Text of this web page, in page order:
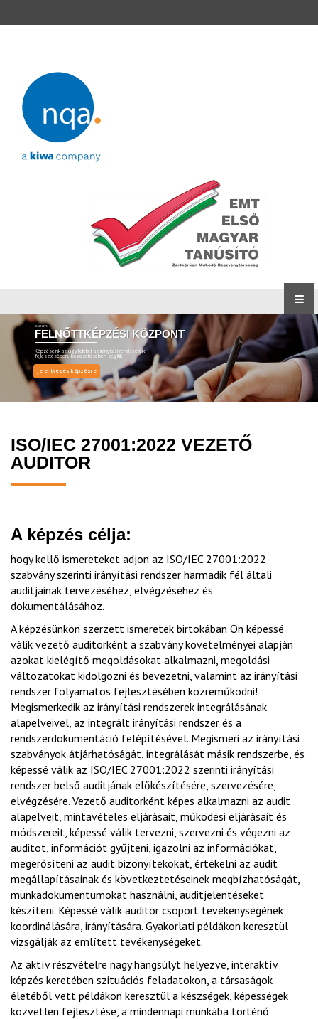
EMT ZRT.
Képzéseink az ügyfeleket az irányítási rendszereik
fejlesztésében, bevezetésében segítik
FELNŐTTKÉPZÉSI KÖZPONT
Jelentkezés képzésre
ISO/IEC 27001:2022 VEZETŐ
AUDITOR
A képzés célja:
hogy kellő ismereteket adjon az ISO/IEC 27001:2022
szabvány szerinti irányítási rendszer harmadik fél általi
auditjainak tervezéséhez, elvégzéséhez és
dokumentálásához.
A képzésünkön szerzett ismeretek birtokában Ön képessé
válik vezető auditorként a szabvány követelményei alapján
azokat kielégítő megoldásokat alkalmazni, megoldási
változatokat kidolgozni és bevezetni, valamint az irányítási
rendszer folyamatos fejlesztésében közreműködni!
Megismerkedik az irányítási rendszerek integrálásának
alapelveivel, az integrált irányítási rendszer és a
rendszerdokumentáció felépítésével. Megismeri az irányítási
szabványok átjárhatóságát, integrálását másik rendszerbe, és
képessé válik az ISO/IEC 27001:2022 szerinti irányítási
rendszer belső auditjának előkészítésére, szervezésére,
elvégzésére. Vezető auditorként képes alkalmazni az audit
alapelveit, mintavételes eljárásait, működési eljárásait és
módszereit, képessé válik tervezni, szervezni és végezni az
auditot, információt gyűjteni, igazolni az információkat,
megerősíteni az audit bizonyítékokat, értékelni az audit
megállapításainak és következtetéseinek megbízhatóságát,
munkadokumentumokat használni, auditjelentéseket
készíteni. Képessé válik auditor csoport tevékenységének
koordinálására, irányítására. Gyakorlati példákon keresztül
vizsgálják az említett tevékenységeket.
Az aktív részvételre nagy hangsúlyt helyezve, interaktív
képzés keretében szituációs feladatokon, a társaságok
életéből vett példákon keresztül a készségek, képességek
közvetlen fejlesztése, a mindennapi munkába történő